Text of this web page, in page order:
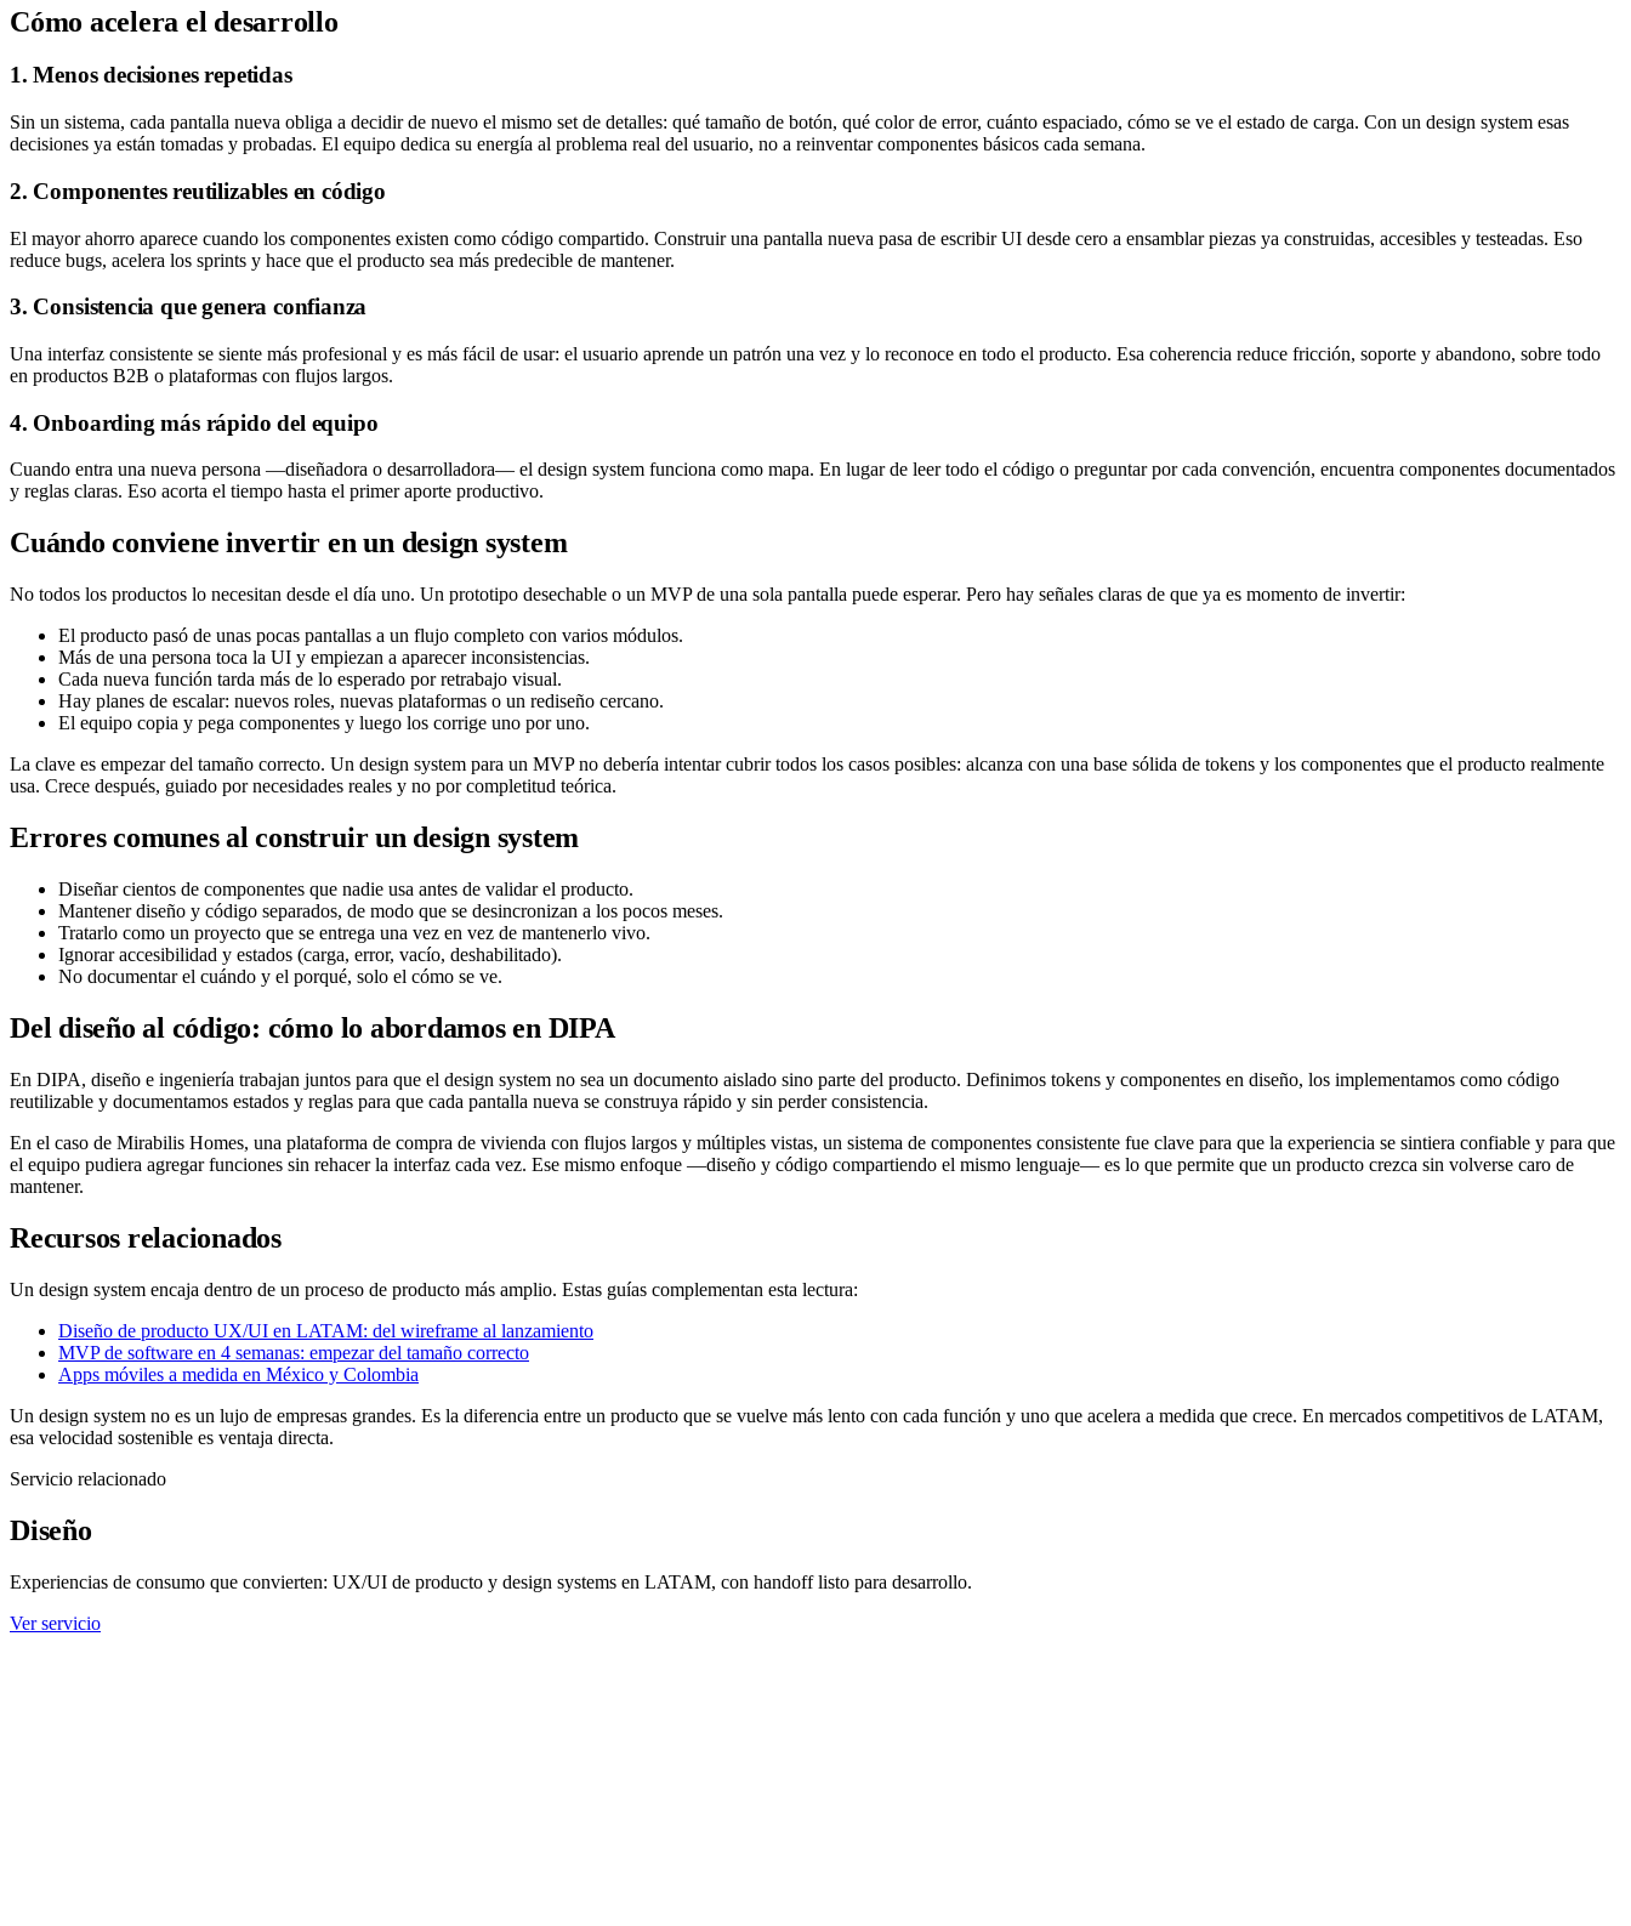
Cómo acelera el desarrollo
1. Menos decisiones repetidas
Sin un sistema, cada pantalla nueva obliga a decidir de nuevo el mismo set de detalles: qué tamaño de botón, qué color de error, cuánto espaciado, cómo se ve el estado de carga. Con un design system esas
decisiones ya están tomadas y probadas. El equipo dedica su energía al problema real del usuario, no a reinventar componentes básicos cada semana.
2. Componentes reutilizables en código
El mayor ahorro aparece cuando los componentes existen como código compartido. Construir una pantalla nueva pasa de escribir UI desde cero a ensamblar piezas ya construidas, accesibles y testeadas. Eso
reduce bugs, acelera los sprints y hace que el producto sea más predecible de mantener.
3. Consistencia que genera confianza
Una interfaz consistente se siente más profesional y es más fácil de usar: el usuario aprende un patrón una vez y lo reconoce en todo el producto. Esa coherencia reduce fricción, soporte y abandono, sobre todo
en productos B2B o plataformas con flujos largos.
4. Onboarding más rápido del equipo
Cuando entra una nueva persona —diseñadora o desarrolladora— el design system funciona como mapa. En lugar de leer todo el código o preguntar por cada convención, encuentra componentes documentados
y reglas claras. Eso acorta el tiempo hasta el primer aporte productivo.
Cuándo conviene invertir en un design system
No todos los productos lo necesitan desde el día uno. Un prototipo desechable o un MVP de una sola pantalla puede esperar. Pero hay señales claras de que ya es momento de invertir:
El producto pasó de unas pocas pantallas a un flujo completo con varios módulos.
Más de una persona toca la UI y empiezan a aparecer inconsistencias.
Cada nueva función tarda más de lo esperado por retrabajo visual.
Hay planes de escalar: nuevos roles, nuevas plataformas o un rediseño cercano.
El equipo copia y pega componentes y luego los corrige uno por uno.
La clave es empezar del tamaño correcto. Un design system para un MVP no debería intentar cubrir todos los casos posibles: alcanza con una base sólida de tokens y los componentes que el producto realmente
usa. Crece después, guiado por necesidades reales y no por completitud teórica.
Errores comunes al construir un design system
Diseñar cientos de componentes que nadie usa antes de validar el producto.
Mantener diseño y código separados, de modo que se desincronizan a los pocos meses.
Tratarlo como un proyecto que se entrega una vez en vez de mantenerlo vivo.
Ignorar accesibilidad y estados (carga, error, vacío, deshabilitado).
No documentar el cuándo y el porqué, solo el cómo se ve.
Del diseño al código: cómo lo abordamos en DIPA
En DIPA, diseño e ingeniería trabajan juntos para que el design system no sea un documento aislado sino parte del producto. Definimos tokens y componentes en diseño, los implementamos como código
reutilizable y documentamos estados y reglas para que cada pantalla nueva se construya rápido y sin perder consistencia.
En el caso de Mirabilis Homes, una plataforma de compra de vivienda con flujos largos y múltiples vistas, un sistema de componentes consistente fue clave para que la experiencia se sintiera confiable y para que
el equipo pudiera agregar funciones sin rehacer la interfaz cada vez. Ese mismo enfoque —diseño y código compartiendo el mismo lenguaje— es lo que permite que un producto crezca sin volverse caro de
mantener.
Recursos relacionados
Un design system encaja dentro de un proceso de producto más amplio. Estas guías complementan esta lectura:
Diseño de producto UX/UI en LATAM: del wireframe al lanzamiento
MVP de software en 4 semanas: empezar del tamaño correcto
Apps móviles a medida en México y Colombia
Un design system no es un lujo de empresas grandes. Es la diferencia entre un producto que se vuelve más lento con cada función y uno que acelera a medida que crece. En mercados competitivos de LATAM,
esa velocidad sostenible es ventaja directa.
Servicio relacionado
Diseño
Experiencias de consumo que convierten: UX/UI de producto y design systems en LATAM, con handoff listo para desarrollo.
Ver servicio